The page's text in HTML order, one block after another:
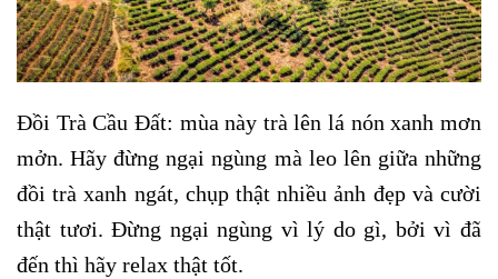
Đồi Trà Cầu Đất: mùa này trà lên lá nón xanh mơn
mởn. Hãy đừng ngại ngùng mà leo lên giữa những
đồi trà xanh ngát, chụp thật nhiều ảnh đẹp và cười
thật tươi. Đừng ngại ngùng vì lý do gì, bởi vì đã
đến thì hãy relax thật tốt.